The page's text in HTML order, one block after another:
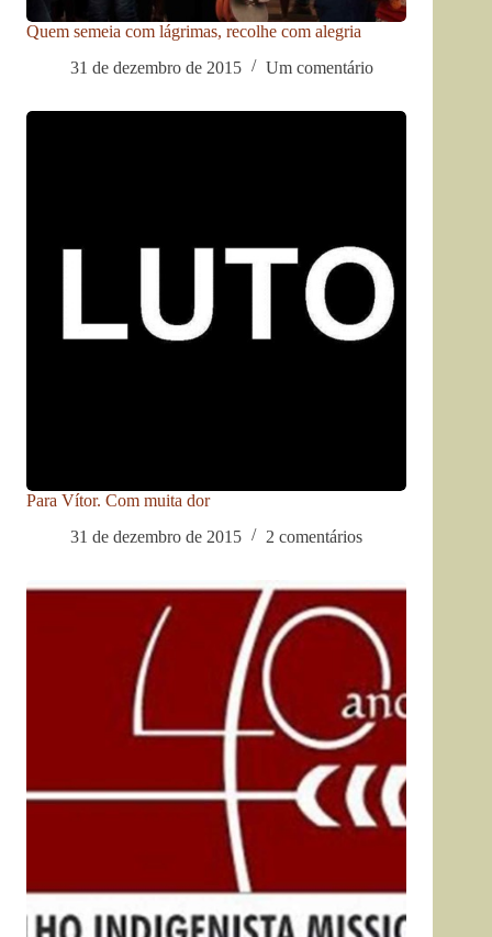
Quem semeia com lágrimas, recolhe com alegria
31 de dezembro de 2015
Um comentário
Para Vítor. Com muita dor
31 de dezembro de 2015
2 comentários